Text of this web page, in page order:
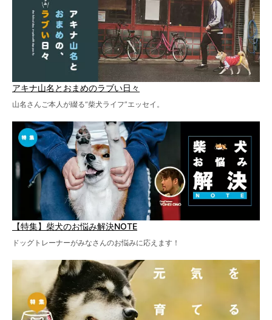
アキナ山名とおまめのラブい日々
山名さんご本人が綴る“柴犬ライフ”エッセイ。
【特集】柴犬のお悩み解決NOTE
ドッグトレーナーがみなさんのお悩みに応えます！